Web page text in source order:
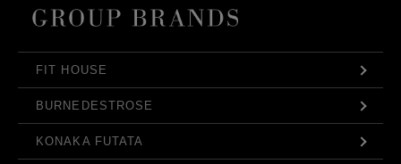
FIT HOUSE
BURNEDESTROSE
KONAKA FUTATA